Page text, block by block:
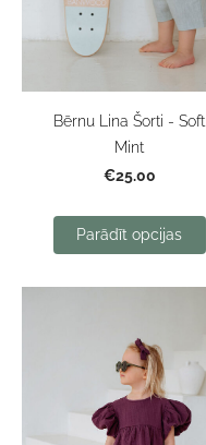
Bērnu Lina Šorti - Soft
Mint
€25.00
Parādīt opcijas